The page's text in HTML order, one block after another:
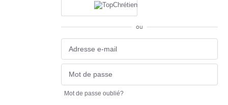
ou
Mot de passe oublié?